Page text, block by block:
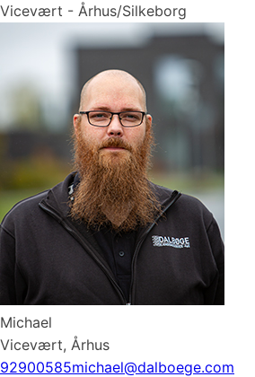
Vicevært - Århus/Silkeborg
Michael
Vicevært, Århus
92900585michael@dalboege.com